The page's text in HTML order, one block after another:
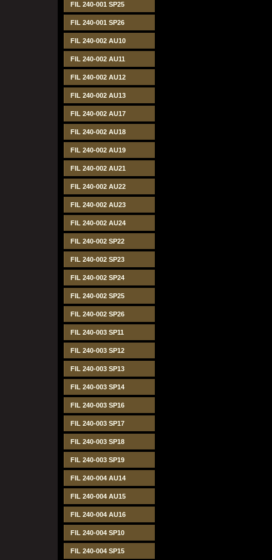
FIL 240-001 SP25
FIL 240-001 SP26
FIL 240-002 AU10
FIL 240-002 AU11
FIL 240-002 AU12
FIL 240-002 AU13
FIL 240-002 AU17
FIL 240-002 AU18
FIL 240-002 AU19
FIL 240-002 AU21
FIL 240-002 AU22
FIL 240-002 AU23
FIL 240-002 AU24
FIL 240-002 SP22
FIL 240-002 SP23
FIL 240-002 SP24
FIL 240-002 SP25
FIL 240-002 SP26
FIL 240-003 SP11
FIL 240-003 SP12
FIL 240-003 SP13
FIL 240-003 SP14
FIL 240-003 SP16
FIL 240-003 SP17
FIL 240-003 SP18
FIL 240-003 SP19
FIL 240-004 AU14
FIL 240-004 AU15
FIL 240-004 AU16
FIL 240-004 SP10
FIL 240-004 SP15